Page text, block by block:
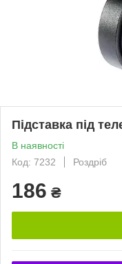
Підставка під
В наявності
Код: 7232
Роздріб
186 ₴